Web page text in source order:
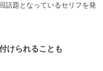
話題となっているセリフを発
けられることも